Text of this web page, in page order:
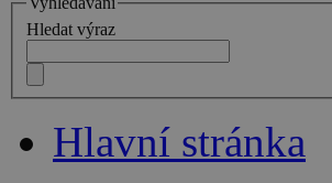
Hledat výraz
Hlavní stránka